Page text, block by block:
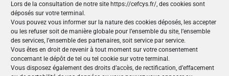
Lors de la consultation de notre site https://cefcys.fr/, des cookies sont
déposés sur votre terminal.
Vous pouvez vous informer sur la nature des cookies déposés, les accepter
ou les refuser soit de manière globale pour l’ensemble du site, l’ensemble
des services, l’ensemble des partenaires, soit service par service.
Vous êtes en droit de revenir à tout moment sur votre consentement
concernant le dépôt de tel ou tel cookie sur votre terminal.
Vous disposez également des droits d’accès, de rectification, d’effacement
Concorde Avenue
Aussonne, 31840 France
+ Google Map
Nos Publications